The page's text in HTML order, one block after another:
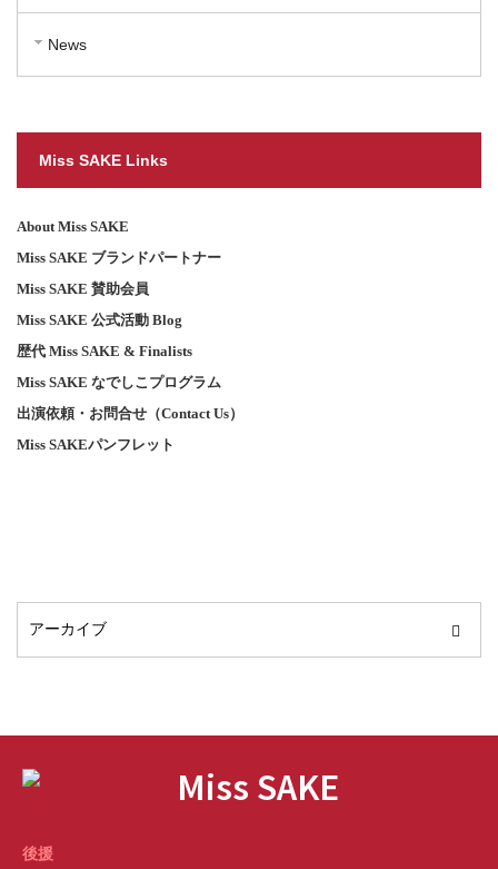
News
Miss SAKE Links
About Miss SAKE
Miss SAKE ブランドパートナー
Miss SAKE 賛助会員
Miss SAKE 公式活動 Blog
歴代 Miss SAKE & Finalists
Miss SAKE なでしこプログラム
出演依頼・お問合せ（Contact Us）
Miss SAKEパンフレット
後援